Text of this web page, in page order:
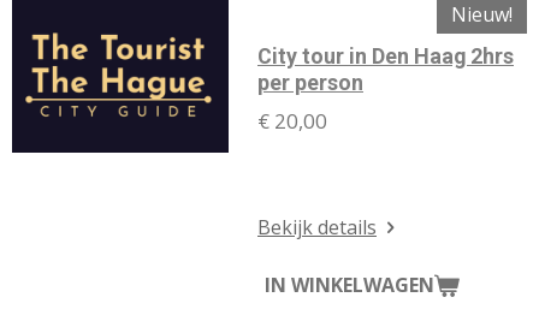
Nieuw!
City tour in Den Haag 2hrs
per person
€ 20,00
Bekijk details
IN WINKELWAGEN